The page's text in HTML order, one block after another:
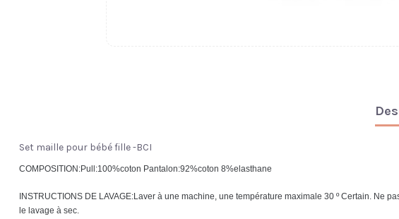
Set maille pour bébé fille -BCI
COMPOSITION:Pull:100%coton Pantalon:92%coton 8%elasthane
INSTRUCTIONS DE LAVAGE:Laver à une machine, une température maximale 30 º Certain. Ne
le lavage à sec.